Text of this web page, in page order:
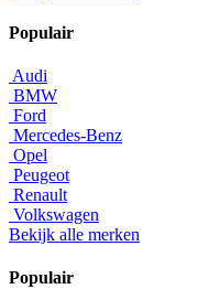
Populair
Audi
BMW
Ford
Mercedes-Benz
Opel
Peugeot
Renault
Volkswagen
Bekijk alle merken
Populair